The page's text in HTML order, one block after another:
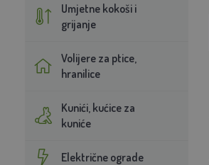
Umjetne kokoši i
grijanje
Volijere za ptice,
hranilice
Kunići, kućice za
kuniće
Električne ograde